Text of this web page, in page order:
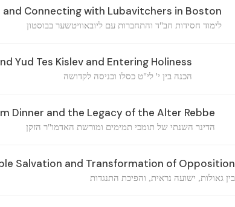
Connecting with Lubavitchers in Boston
לימוד חסידות חב"ד והתחברות עם ליובאוויטשער בבוסטון
Yud Tes Kislev and Entering Holiness
הכנה בין י' לי"ט כסלו וכניסה לקדושה
Dinner and the Legacy of the Alter Rebbe
הדינר השנתי של תומכי תמימים ומורשת האדמו"ר הזקן
Salvation and Transformation of Opposition
בין גאולות, ישועה נראית, והפיכת התנגדות